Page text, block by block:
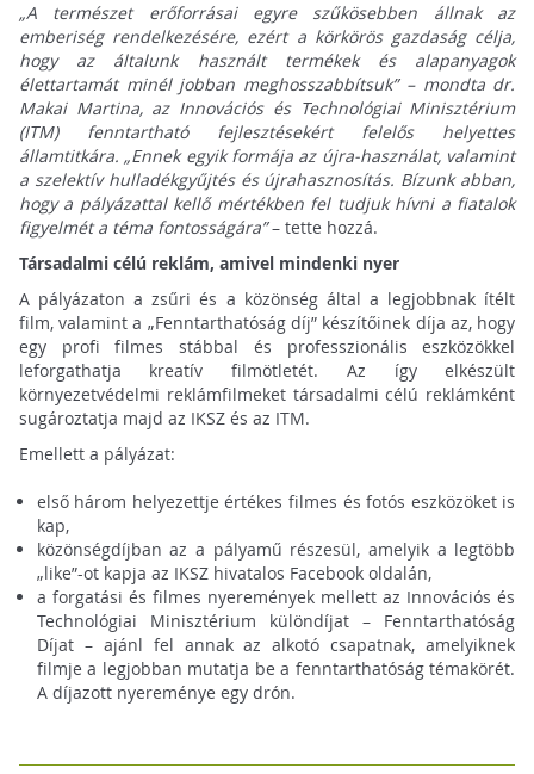
„A természet erőforrásai egyre szűkösebben állnak az
emberiség rendelkezésére, ezért a körkörös gazdaság célja,
hogy az általunk használt termékek és alapanyagok
élettartamát minél jobban meghosszabbítsuk” – mondta dr.
Makai Martina, az Innovációs és Technológiai Minisztérium
(ITM) fenntartható fejlesztésekért felelős helyettes
államtitkára. „Ennek egyik formája az újra-használat, valamint
a szelektív hulladékgyűjtés és újrahasznosítás. Bízunk abban,
hogy a pályázattal kellő mértékben fel tudjuk hívni a fiatalok
figyelmét a téma fontosságára”– tette hozzá.
Társadalmi célú reklám, amivel mindenki nyer
A pályázaton a zsűri és a közönség által a legjobbnak ítélt
film, valamint a „Fenntarthatóság díj” készítőinek díja az, hogy
egy profi filmes stábbal és professzionális eszközökkel
leforgathatja kreatív filmötletét. Az így elkészült
környezetvédelmi reklámfilmeket társadalmi célú reklámként
sugároztatja majd az IKSZ és az ITM.
Emellett a pályázat:
első három helyezettje értékes filmes és fotós eszközöket is
kap,
közönségdíjban az a pályamű részesül, amelyik a legtöbb
„like”-ot kapja az IKSZ hivatalos Facebook oldalán,
a forgatási és filmes nyeremények mellett az Innovációs és
Technológiai Minisztérium különdíjat – Fenntarthatóság
Díjat – ajánl fel annak az alkotó csapatnak, amelyiknek
filmje a legjobban mutatja be a fenntarthatóság témakörét.
A díjazott nyereménye egy drón.